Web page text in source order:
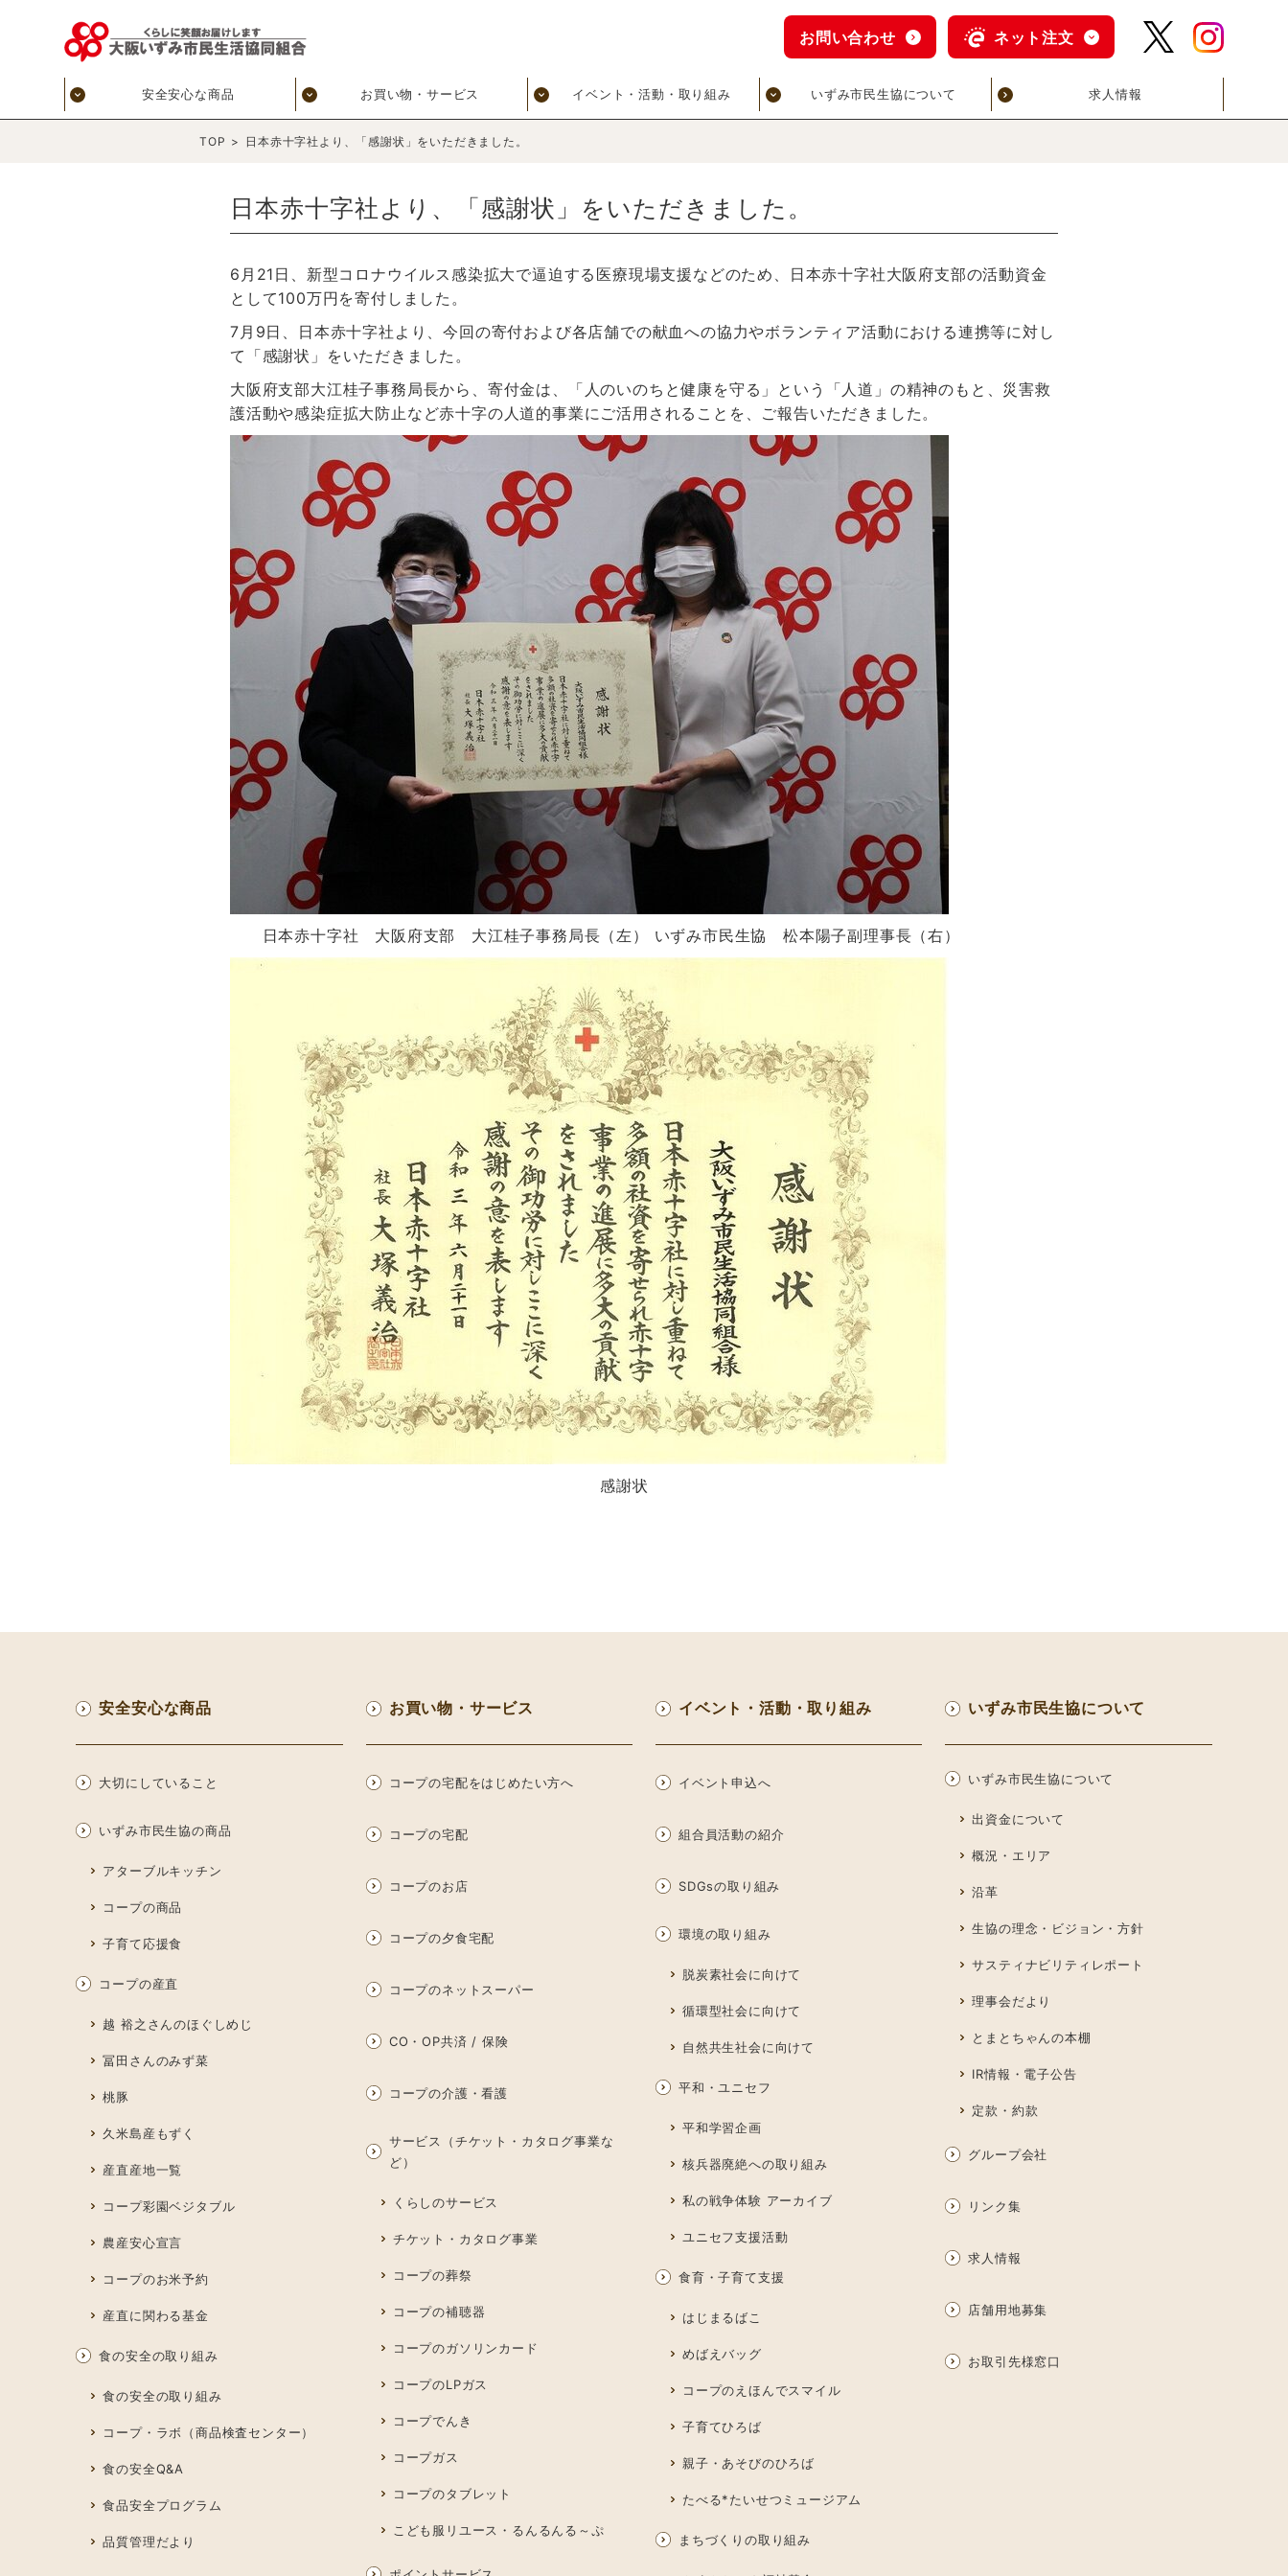
安全安心な商品 お買い物・サービス イベント・活動・取り組み いずみ市民生協について 求人情報
お問い合わせ ネット注文
TOP > 日本赤十字社より、「感謝状」をいただきました。
日本赤十字社より、「感謝状」をいただきました。
6月21日、新型コロナウイルス感染拡大で逼迫する医療現場支援などのため、日本赤十字社大阪府支部の活動資金
として100万円を寄付しました。
7月9日、日本赤十字社より、今回の寄付および各店舗での献血への協力やボランティア活動における連携等に対し
て「感謝状」をいただきました。
大阪府支部大江桂子事務局長から、寄付金は、「人のいのちと健康を守る」という「人道」の精神のもと、災害救
護活動や感染症拡大防止など赤十字の人道的事業にご活用されることを、ご報告いただきました。
日本赤十字社 大阪府支部 大江桂子事務局長（左） いずみ市民生協 松本陽子副理事長（右）
感謝状
安全安心な商品
大切にしていること
いずみ市民生協の商品
アターブルキッチン
コープの商品
子育て応援食
コープの産直
越 裕之さんのほぐしめじ
冨田さんのみず菜
桃豚
久米島産もずく
産直産地一覧
コープ彩園ベジタブル
農産安心宣言
コープのお米予約
産直に関わる基金
食の安全の取り組み
食の安全の取り組み
コープ・ラボ（商品検査センター）
食の安全Q&A
食品安全プログラム
品質管理だより
お買い物・サービス
コープの宅配をはじめたい方へ
コープの宅配
コープのお店
コープの夕食宅配
コープのネットスーパー
CO・OP共済 / 保険
コープの介護・看護
サービス（チケット・カタログ事業な
ど）
くらしのサービス
チケット・カタログ事業
コープの葬祭
コープの補聴器
コープのガソリンカード
コープのLPガス
コープでんき
コープガス
コープのタブレット
こども服リユース・るんるんる～ぷ
イベント・活動・取り組み
イベント申込へ
組合員活動の紹介
SDGsの取り組み
環境の取り組み
脱炭素社会に向けて
循環型社会に向けて
自然共生社会に向けて
平和・ユニセフ
平和学習企画
核兵器廃絶への取り組み
私の戦争体験 アーカイブ
ユニセフ支援活動
食育・子育て支援
はじまるばこ
めばえバッグ
コープのえほんでスマイル
子育てひろば
親子・あそびのひろば
たべる*たいせつミュージアム
まちづくりの取り組み
いずみ市民生協について
いずみ市民生協について
出資金について
概況・エリア
沿革
生協の理念・ビジョン・方針
サスティナビリティレポート
理事会だより
とまとちゃんの本棚
IR情報・電子公告
定款・約款
グループ会社
リンク集
求人情報
店舗用地募集
お取引先様窓口